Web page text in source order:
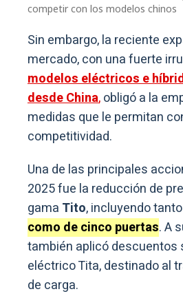
competir con los modelos chinos
Sin embargo, la reciente
mercado, con una fuerte
modelos eléctricos e
desde China,obligó a la
medidas que le permitan
competitividad.
Una de las principales
2025 fue la reducción de
gama Tito, incluyendo
como de cinco puertas. A
también aplicó descuentos
eléctrico Tita, destinado al
de carga.